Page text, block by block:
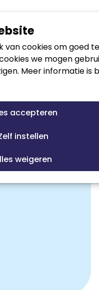
van cookies om goed
we mogen
Meer informatie is
accepteren
instellen
weigeren
Re-integratie